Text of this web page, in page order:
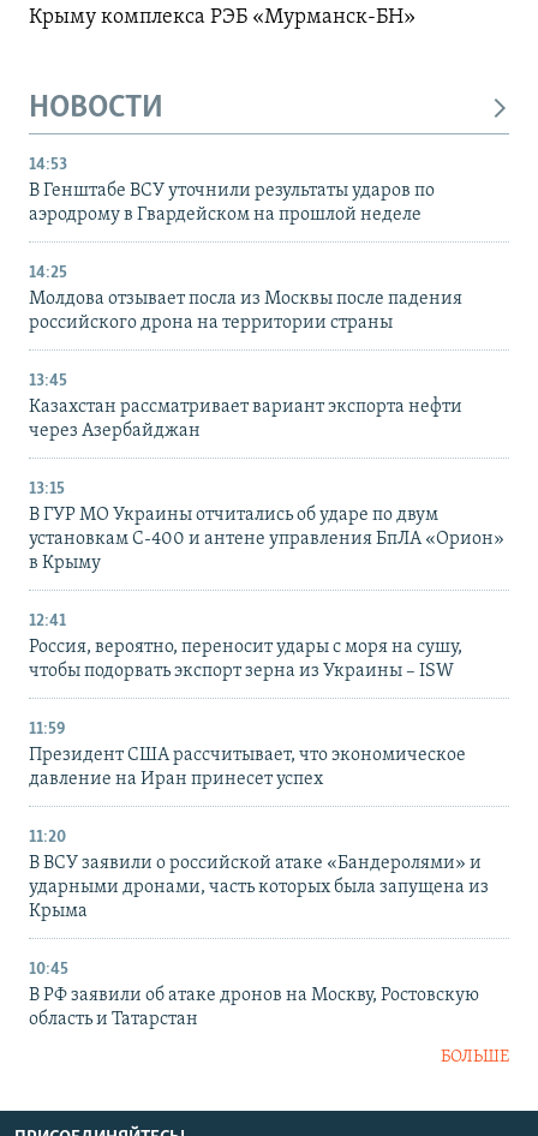
Крыму комплекса РЭБ «Мурманск-БН»
НОВОСТИ
14:53
В Генштабе ВСУ уточнили результаты ударов по
аэродрому в Гвардейском на прошлой неделе
14:25
Молдова отзывает посла из Москвы после падения
российского дрона на территории страны
13:45
Казахстан рассматривает вариант экспорта нефти
через Азербайджан
13:15
В ГУР МО Украины отчитались об ударе по двум
установкам С-400 и антене управления БпЛА «Орион»
в Крыму
12:41
Россия, вероятно, переносит удары с моря на сушу,
чтобы подорвать экспорт зерна из Украины – ISW
11:59
Президент США рассчитывает, что экономическое
давление на Иран принесет успех
11:20
В ВСУ заявили о российской атаке «Бандеролями» и
ударными дронами, часть которых была запущена из
Крыма
10:45
В РФ заявили об атаке дронов на Москву, Ростовскую
область и Татарстан
БОЛЬШЕ